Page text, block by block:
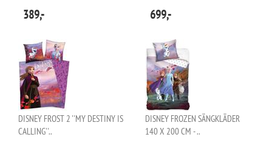
389,- 699,-
DISNEY FROST 2 ''MY DESTINY IS
CALLING''..
DISNEY FROZEN SÄNGKLÄDER
140 X 200 CM - ..